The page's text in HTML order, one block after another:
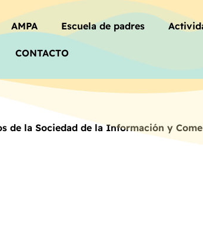
AMPA Escuela de padres
CONTACTO
de la Sociedad de la Información y